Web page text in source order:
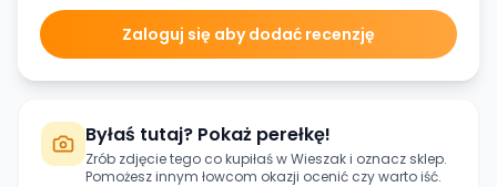
Zaloguj się aby dodać recenzję
Byłaś tutaj? Pokaż perełkę!
Zrób zdjęcie tego co kupiłaś wWieszaki oznacz sklep.
Pomożesz innym łowcom okazji ocenić czy warto iść.